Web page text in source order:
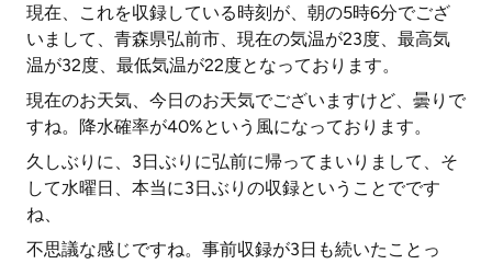
現在、これを収録している時刻が、朝の5時6分でござ
いまして、青森県弘前市、現在の気温が23度、最高気
温が32度、最低気温が22度となっております。
現在のお天気、今日のお天気でございますけど、曇りで
すね。降水確率が40%という風になっております。
久しぶりに、3日ぶりに弘前に帰ってまいりまして、そ
して水曜日、本当に3日ぶりの収録ということでです
ね、
不思議な感じですね。事前収録が3日も続いたことっ